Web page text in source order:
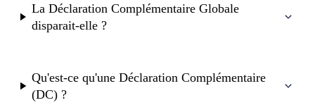
La Déclaration Complémentaire Globale
disparait-elle ?
Qu'est-ce qu'une Déclaration Complémentaire
(DC) ?